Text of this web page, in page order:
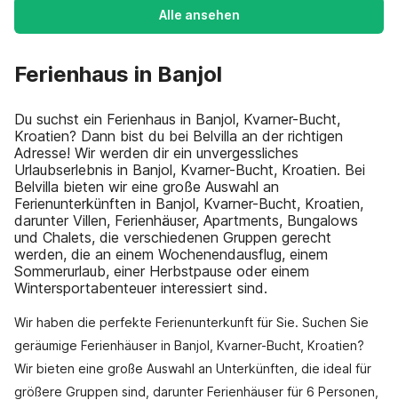
Alle ansehen
Ferienhaus in Banjol
Du suchst ein Ferienhaus in Banjol, Kvarner-Bucht,
Kroatien? Dann bist du bei Belvilla an der richtigen
Adresse! Wir werden dir ein unvergessliches
Urlaubserlebnis in Banjol, Kvarner-Bucht, Kroatien. Bei
Belvilla bieten wir eine große Auswahl an
Ferienunterkünften in Banjol, Kvarner-Bucht, Kroatien,
darunter Villen, Ferienhäuser, Apartments, Bungalows
und Chalets, die verschiedenen Gruppen gerecht
werden, die an einem Wochenendausflug, einem
Sommerurlaub, einer Herbstpause oder einem
Wintersportabenteuer interessiert sind.
Wir haben die perfekte Ferienunterkunft für Sie. Suchen Sie
geräumige Ferienhäuser in Banjol, Kvarner-Bucht, Kroatien?
Wir bieten eine große Auswahl an Unterkünften, die ideal für
größere Gruppen sind, darunter Ferienhäuser für 6 Personen,